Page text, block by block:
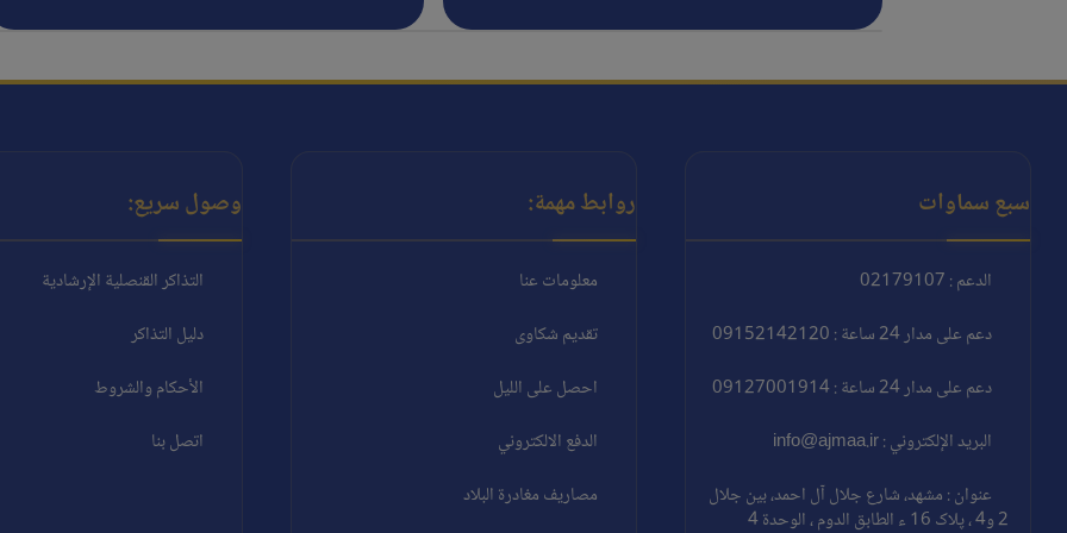
سبع سماوات
الدعم : 02179107
دعم على مدار 24 ساعة : 09152142120
دعم على مدار 24 ساعة : 09127001914
البريد الإلكتروني : info@ajmaa.ir
عنوان : مشهد، شارع جلال آل احمد، بين جلال
2 و4 ، پلاک 16 ء الطابق الدوم ، الوحدة 4
روابط مهمة:
معلومات عنا
تقديم شكاوى
احصل على الليل
الدفع الالكتروني
مصاريف مغادرة البلاد
وصول سريع:
التذاكر القنصلية الإرشادية
دليل التذاكر
الأحكام والشروط
اتصل بنا